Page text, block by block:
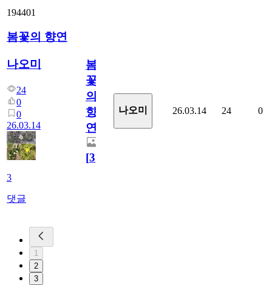
194401
봄꽃의 향연
나오미
24
0
0
26.03.14
3
댓글
봄
꽃
의
향
연
[3]
나오미 26.03.14 24 0
1
2
3